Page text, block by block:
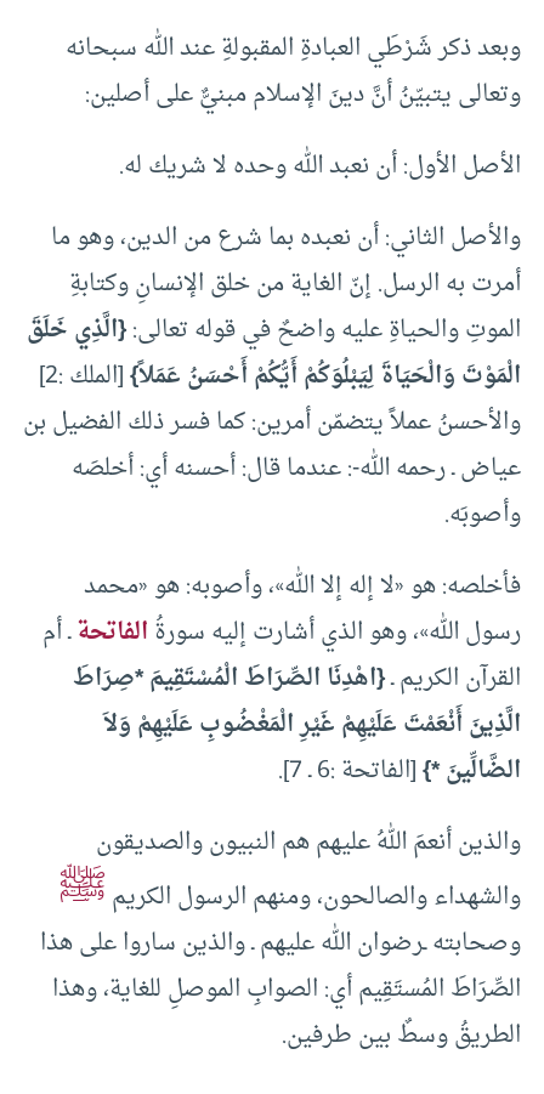
وبعد ذكر شَرْطَي العبادةِ المقبولةِ عند الله سبحانه
وتعالى يتبيّنُ أنَّ دينَ الإسلام مبنيٌّ على أصلين:
الأصل الأول: أن نعبد الله وحده لا شريك له.
والأصل الثاني: أن نعبده بما شرع من الدين، وهو ما
أمرت به الرسل. إنّ الغاية من خلق الإنسانِ وكتابةِ
الموتِ والحياةِ عليه واضحٌ في قوله تعالى:{الَّذِي خَلَقَ
الْمَوْتَ وَالْحَيَاةَ لِيَبْلُوَكُمْ أَيُّكُمْ أَحْسَنُ عَمَلاً}
[الملك :2]
والأحسنُ عملاً يتضمّن أمرين: كما فسر ذلك الفضيل بن
عياض ـ رحمه الله-: عندما قال: أحسنه أي: أخلصَه
وأصوبَه.
فأخلصه: هو «لا إله إلا الله»، وأصوبه: هو «محمد
رسول الله»، وهو الذي أشارت إليه سورةُالفاتحةـ أم
القرآن الكريم ـ{اهْدِنَا الصِّرَاطَ الْمُسْتَقِيمَ *صِرَاطَ
الَّذِينَ أَنْعَمْتَ عَلَيْهِمْ غَيْرِ الْمَغْضُوبِ عَلَيْهِمْ وَلاَ
الضَّالِّينَ *}[الفاتحة :6 ـ 7].
والذين أنعمَ اللهُ عليهم هم النبيون والصديقون
والشهداء والصالحون، ومنهم الرسول الكريمﷺ
وصحابته ـرضوان الله عليهم ـ والذين ساروا على هذا
الصِّرَاطَ المُستَقِيم أي: الصوابِ الموصلِ للغاية، وهذا
الطريقُ وسطٌ بين طرفين.